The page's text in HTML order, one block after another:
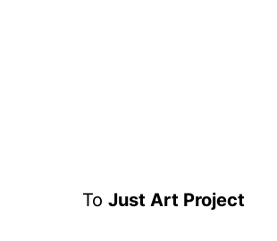
Το Just Art Project